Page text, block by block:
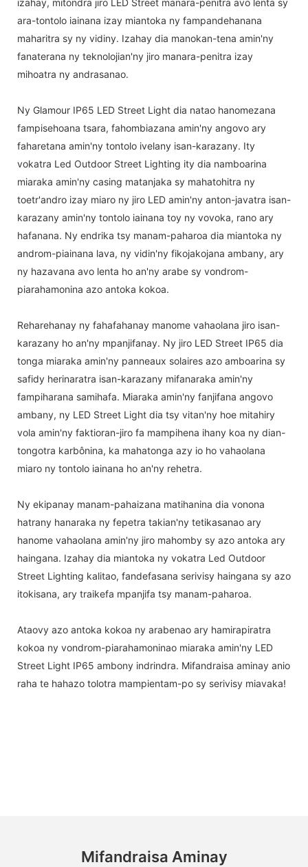
ara-tontolo iainana izay miantoka ny fampandehanana
maharitra sy ny vidiny. Izahay dia manokan-tena amin'ny
fanaterana ny teknolojian'ny jiro manara-penitra izay
mihoatra ny andrasanao.
Ny Glamour IP65 LED Street Light dia natao hanomezana
fampisehoana tsara, fahombiazana amin'ny angovo ary
faharetana amin'ny tontolo ivelany isan-karazany. Ity
vokatra Led Outdoor Street Lighting ity dia namboarina
miaraka amin'ny casing matanjaka sy mahatohitra ny
toetr'andro izay miaro ny jiro LED amin'ny anton-javatra isan-
karazany amin'ny tontolo iainana toy ny vovoka, rano ary
hafanana. Ny endrika tsy manam-paharoa dia miantoka ny
androm-piainana lava, ny vidin'ny fikojakojana ambany, ary
ny hazavana avo lenta ho an'ny arabe sy vondrom-
piarahamonina azo antoka kokoa.
Reharehanay ny fahafahanay manome vahaolana jiro isan-
karazany ho an'ny mpanjifanay. Ny jiro LED Street IP65 dia
tonga miaraka amin'ny panneaux solaires azo amboarina sy
safidy herinaratra isan-karazany mifanaraka amin'ny
fampiharana samihafa. Miaraka amin'ny fanjifana angovo
ambany, ny LED Street Light dia tsy vitan'ny hoe mitahiry
vola amin'ny faktioran-jiro fa mampihena ihany koa ny dian-
tongotra karbônina, ka mahatonga azy io ho vahaolana
miaro ny tontolo iainana ho an'ny rehetra.
Ny ekipanay manam-pahaizana matihanina dia vonona
hatrany hanaraka ny fepetra takian'ny tetikasanao ary
hanome vahaolana amin'ny jiro mahomby sy azo antoka ary
haingana. Izahay dia miantoka ny vokatra Led Outdoor
Street Lighting kalitao, fandefasana serivisy haingana sy azo
itokisana, ary traikefa mpanjifa tsy manam-paharoa.
Ataovy azo antoka kokoa ny arabenao ary hamirapiratra
kokoa ny vondrom-piarahamoninao miaraka amin'ny LED
Street Light IP65 ambony indrindra. Mifandraisa aminay anio
raha te hahazo tolotra mampientam-po sy serivisy miavaka!
Mifandraisa Aminay